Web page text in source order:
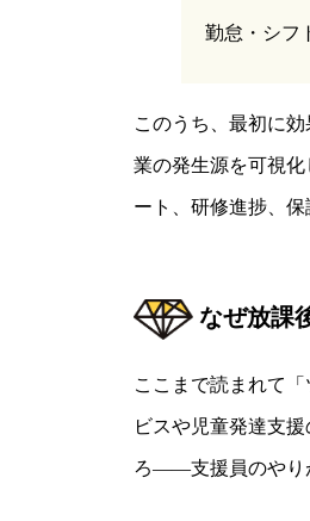
勤怠・シフ
このうち、最初に
業の発生源を可視
ート、研修進捗、
なぜ放課
ここまで読まれて
ビスや児童発達支
ろ――支援員のやり